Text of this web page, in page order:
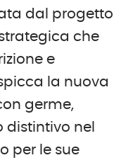
dal progetto
che
e
la nuova
germe,
nel
per le sue